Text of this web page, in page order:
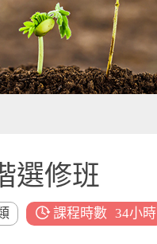
選修班
課程時數 34小時